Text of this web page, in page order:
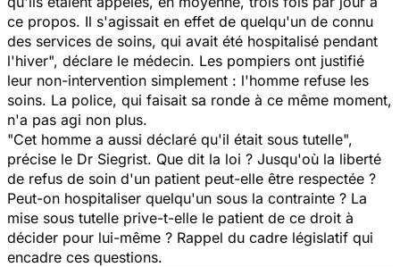
ce propos. Il s'agissait en effet de quelqu'un de connu
des services de soins, qui avait été hospitalisé pendant
l'hiver", déclare le médecin. Les pompiers ont justifié
leur non-intervention simplement : l'homme refuse les
soins. La police, qui faisait sa ronde à ce même moment,
n'a pas agi non plus.
"Cet homme a aussi déclaré qu'il était sous tutelle",
précise le Dr Siegrist. Que dit la loi ? Jusqu'où la liberté
de refus de soin d'un patient peut-elle être respectée ?
Peut-on hospitaliser quelqu'un sous la contrainte ? La
mise sous tutelle prive-t-elle le patient de ce droit à
décider pour lui-même ? Rappel du cadre législatif qui
encadre ces questions.